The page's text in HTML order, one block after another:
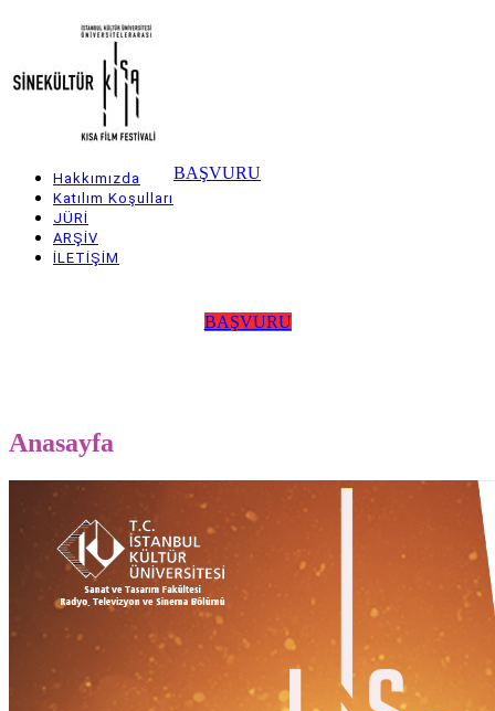
content
Main
navigation
Hakkımızda
Katılım Koşulları
JÜRİ
ARŞİV
İLETİŞİM
BAŞVURU
BAŞVURU
Anasayfa